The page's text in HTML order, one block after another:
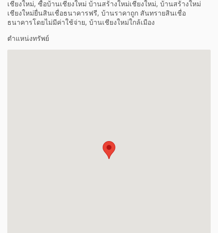
เชียงใหม่, ซื้อบ้านเชียงใหม่ บ้านสร้างใหม่เชียงใหม่, บ้านสร้างใหม่
เชียงใหม่ยื่นสินเชื่อธนาคารฟรี, บ้านราคาถูก สันทรายสินเชื่อ
ธนาคารโดยไม่มีค่าใช้จ่าย, บ้านเชียงใหม่ใกล้เมือง
ตำแหน่งทรัพย์